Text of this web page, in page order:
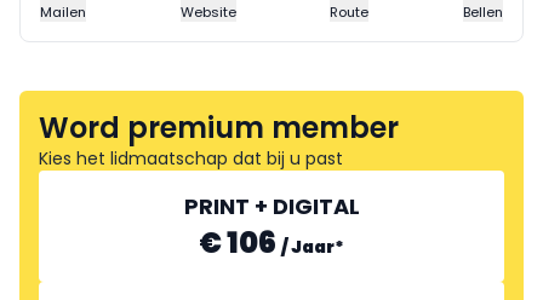
Mailen Website Route Bellen
Word premium member
Kies het lidmaatschap dat bij u past
PRINT + DIGITAL
€ 106 /Jaar*